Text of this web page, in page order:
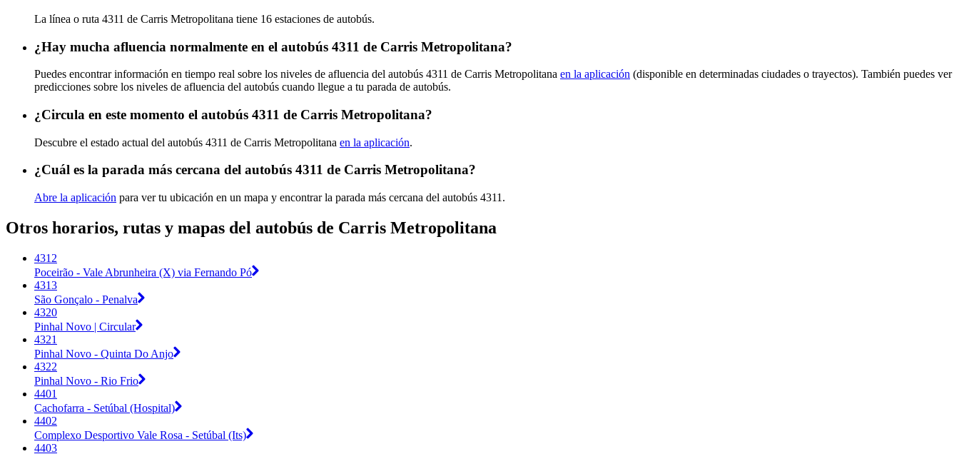
La línea o ruta 4311 de Carris Metropolitana tiene 16 estaciones de autobús.
¿Hay mucha afluencia normalmente en el autobús 4311 de Carris Metropolitana?
Puedes encontrar información en tiempo real sobre los niveles de afluencia del autobús 4311 de Carris Metropolitana en la aplicación (disponible en determinadas ciudades o trayectos). También puedes ver
predicciones sobre los niveles de afluencia del autobús cuando llegue a tu parada de autobús.
¿Circula en este momento el autobús 4311 de Carris Metropolitana?
Descubre el estado actual del autobús 4311 de Carris Metropolitana en la aplicación.
¿Cuál es la parada más cercana del autobús 4311 de Carris Metropolitana?
Abre la aplicación para ver tu ubicación en un mapa y encontrar la parada más cercana del autobús 4311.
Otros horarios, rutas y mapas del autobús de Carris Metropolitana
4312
Poceirão - Vale Abrunheira (X) via Fernando Pó
4313
São Gonçalo - Penalva
4320
Pinhal Novo | Circular
4321
Pinhal Novo - Quinta Do Anjo
4322
Pinhal Novo - Rio Frio
4401
Cachofarra - Setúbal (Hospital)
4402
Complexo Desportivo Vale Rosa - Setúbal (Its)
4403